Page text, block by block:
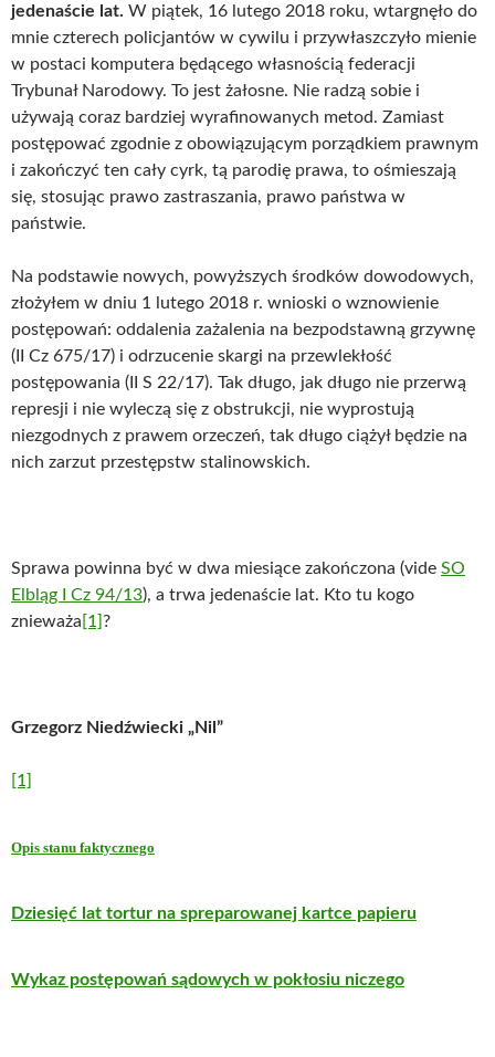
jedenaście lat. W piątek, 16 lutego 2018 roku, wtargnęło do
mnie czterech policjantów w cywilu i przywłaszczyło mienie
w postaci komputera będącego własnością federacji
Trybunał Narodowy. To jest żałosne. Nie radzą sobie i
używają coraz bardziej wyrafinowanych metod. Zamiast
postępować zgodnie z obowiązującym porządkiem prawnym
i zakończyć ten cały cyrk, tą parodię prawa, to ośmieszają
się, stosując prawo zastraszania, prawo państwa w
państwie.
Na podstawie nowych, powyższych środków dowodowych,
złożyłem w dniu 1 lutego 2018 r. wnioski o wznowienie
postępowań: oddalenia zażalenia na bezpodstawną grzywnę
(II Cz 675/17) i odrzucenie skargi na przewlekłość
postępowania (II S 22/17). Tak długo, jak długo nie przerwą
represji i nie wyleczą się z obstrukcji, nie wyprostują
niezgodnych z prawem orzeczeń, tak długo ciążył będzie na
nich zarzut przestępstw stalinowskich.
Sprawa powinna być w dwa miesiące zakończona (vide SO
Elbląg I Cz 94/13), a trwa jedenaście lat. Kto tu kogo
znieważa [1]?
Grzegorz Niedźwiecki „Nil”
[1]
Opis stanu faktycznego
Dziesięć lat tortur na spreparowanej kartce papieru
Wykaz postępowań sądowych w pokłosiu niczego